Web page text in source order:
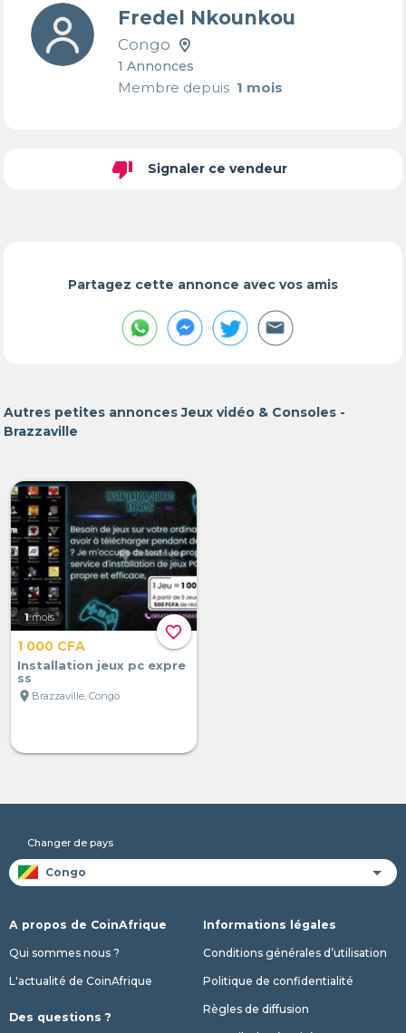
Fredel Nkounkou
Congo
1 Annonces
Membre depuis1 mois
thumb_down Signaler ce vendeur
Partagez cette annonce avec vos amis
Autres petites annonces Jeux vidéo & Consoles -
Brazzaville
favorite_border
1 mois
1 000 CFA
Installation jeux pc expre
ss
location_on Brazzaville, Congo
Changer de pays
A propos de CoinAfrique
Qui sommes nous ?
L'actualité de CoinAfrique
Des questions ?
Informations légales
Conditions générales d’utilisation
Politique de confidentialité
Règles de diffusion